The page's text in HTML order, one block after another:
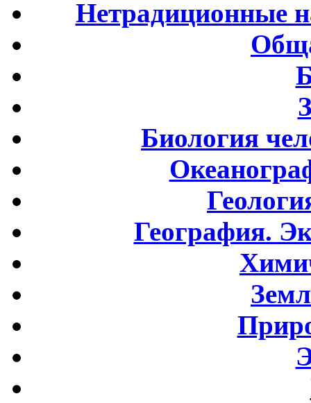
Нетрадиционные
Биология
География.